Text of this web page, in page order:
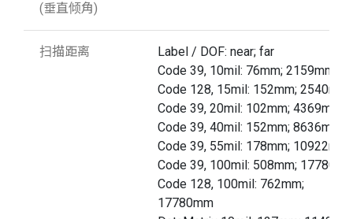
(垂直倾角)
扫描距离
Label / DOF: near; far
Code 39, 10mil: 76mm; 2159mm
Code 128, 15mil: 152mm; 2540mm
Code 39, 20mil: 102mm; 4369mm
Code 39, 40mil: 152mm; 8636mm
Code 39, 55mil: 178mm; 10922mm
Code 39, 100mil: 508mm;
Code 128, 100mil: 762mm;
17780mm